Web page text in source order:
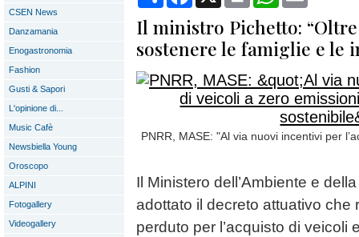
CSEN News
Danzamania
Enogastronomia
Fashion
Gusti & Sapori
L'opinione di...
Music Cafè
Newsbiella Young
Oroscopo
ALPINI
Fotogallery
Videogallery
Il ministro Pichetto:
sostenere le famiglie e le
PNRR, MASE: "Al via nuovi incentivi per
Il Ministero dell’Ambiente e
adottato il decreto attuativo che
perduto per l’acquisto di veicoli